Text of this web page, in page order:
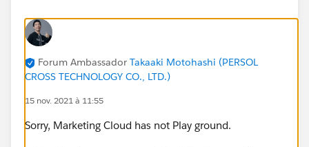
Forum Ambassador Takaaki Motohashi (PERSOL
CROSS TECHNOLOGY CO., LTD.)
15 nov. 2021 à 11:55
Sorry, Marketing Cloud has not Play ground.